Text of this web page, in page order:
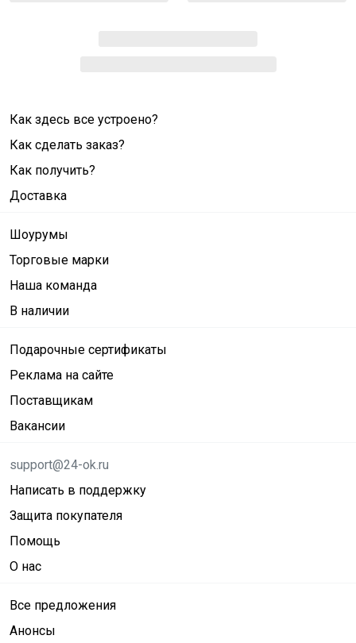
Как здесь все устроено?
Как сделать заказ?
Как получить?
Доставка
Шоурумы
Торговые марки
Наша команда
В наличии
Подарочные сертификаты
Реклама на сайте
Поставщикам
Вакансии
support@24-ok.ru
Написать в поддержку
Защита покупателя
Помощь
О нас
Все предложения
Анонсы